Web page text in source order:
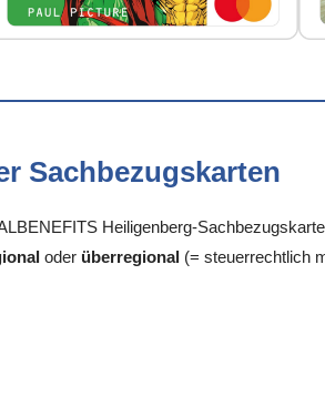
Sachbezugskarten
Heiligenberg-
oder überregional (= steuerrechtlich